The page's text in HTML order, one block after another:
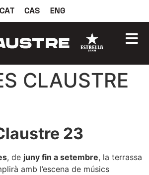
CAT CAS ENG
CLAUSTRE
23
, de juny fin a setembre, la terrassa
amb l’escena de músics